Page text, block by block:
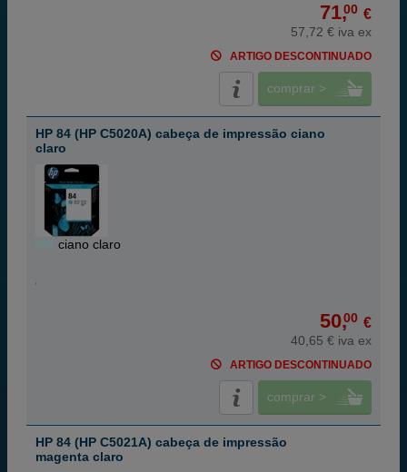
71,00 €
57,72 € iva ex
ARTIGO DESCONTINUADO
comprar >
HP 84 (HP C5020A) cabeça de impressão ciano
claro
ciano claro
50,00 €
40,65 € iva ex
ARTIGO DESCONTINUADO
comprar >
HP 84 (HP C5021A) cabeça de impressão
magenta claro